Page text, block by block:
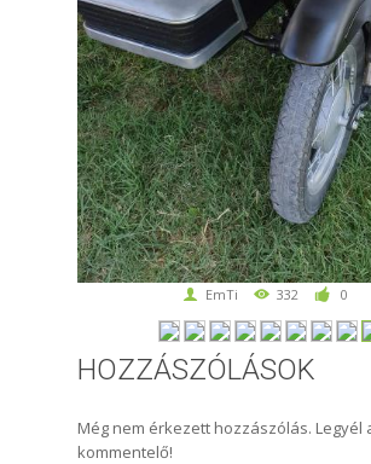
EmTi 332 0
HOZZÁSZÓLÁSOK
Még nem érkezett hozzászólás. Legyél
kommentelő!